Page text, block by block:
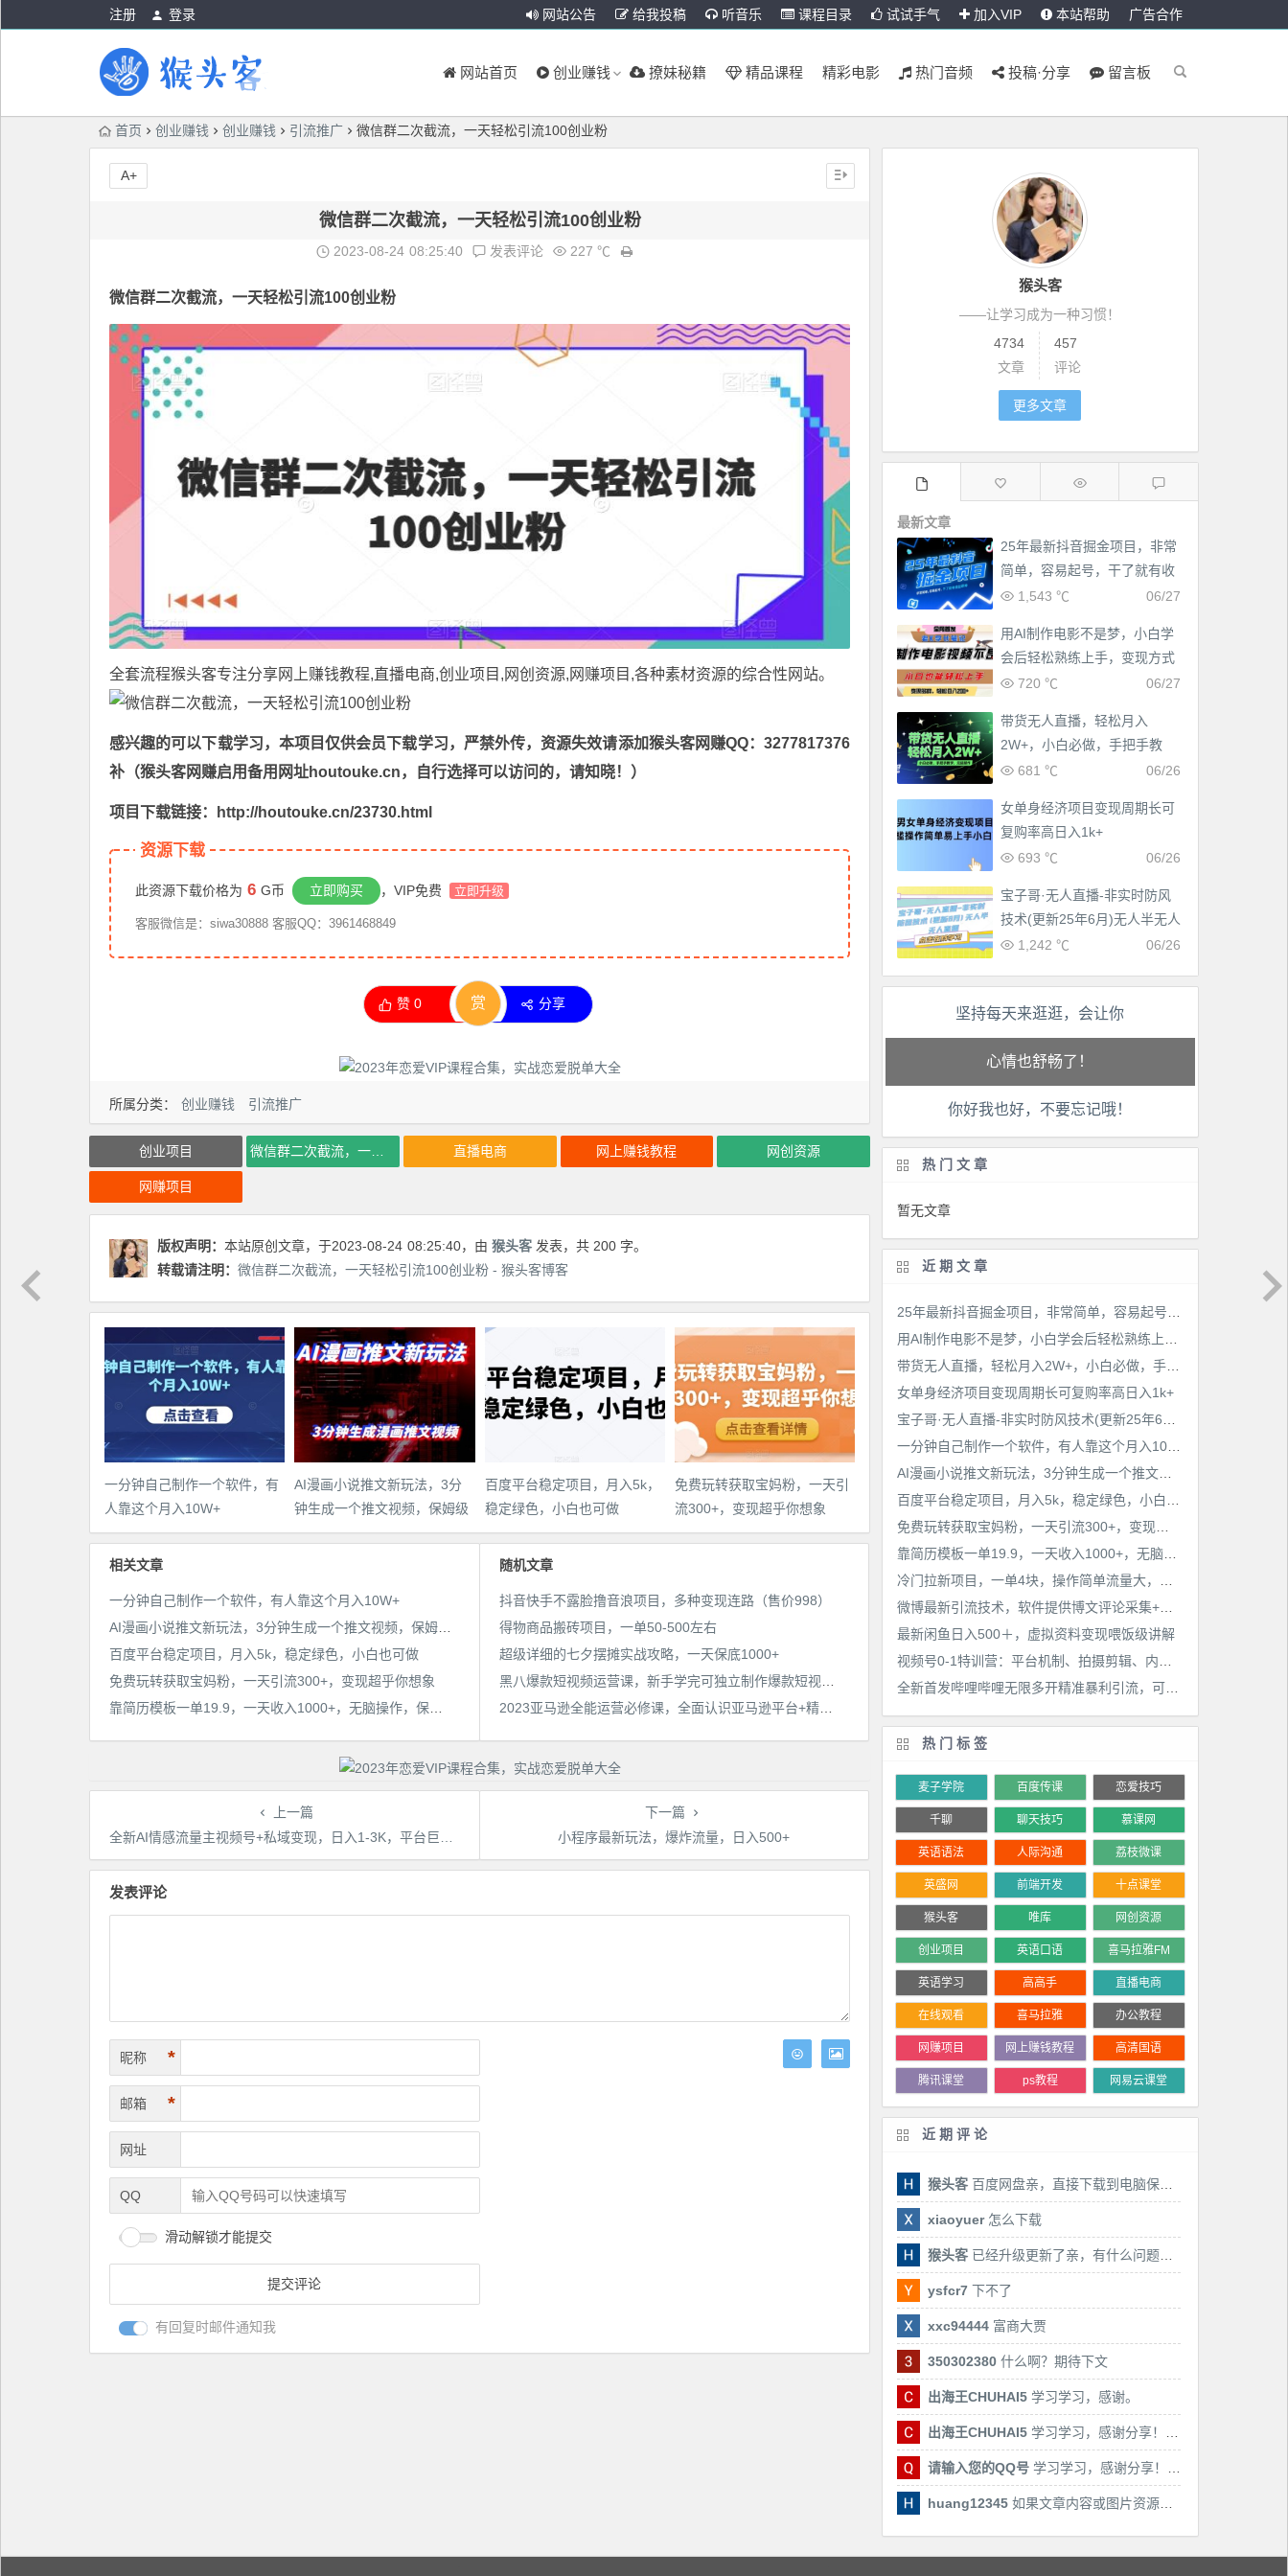
注册 登录 网站公告 给我投稿 听音乐 课程目录 试试手气 加入VIP 本站帮助 广告合作
网站首页 创业赚钱 撩妹秘籍 精品课程 精彩电影 热门音频 投稿·分享 留言板
首页 创业赚钱 创业赚钱 引流推广 微信群二次截流，一天轻松引流100创业粉
微信群二次截流，一天轻松引流100创业粉
2023-08-24 08:25:40 发表评论 227 ℃
微信群二次截流，一天轻松引流100创业粉
全套流程猴头客专注分享网上赚钱教程,直播电商,创业项目,网创资源, 网赚项目 ,各种素材资源的综合性网站。
感兴趣的可以下载学习，本项目仅供会员下载学习，严禁外传，资源失效请添加猴头客网赚QQ：3277817376
补（猴头客网赚启用备用网址houtouke.cn，自行选择可以访问的，请知晓！）
项目下载链接：http://houtouke.cn/23730.html
资源下载
此资源下载价格为 6 G币 立即购买 ，VIP免费 立即升级
客服微信是：siwa30888 客服QQ：3961468849
赞0 赏 分享
A+
所属分类： 创业赚钱 引流推广
创业项目 微信群二次截流，一天轻松引流100创业粉 直播电商 网上赚钱教程 网创资源
网赚项目
版权声明： 本站原创文章，于2023-08-24 08:25:40，由 猴头客 发表，共 200 字。
转载请注明： 微信群二次截流，一天轻松引流100创业粉 - 猴头客博客
一分钟自己制作一个软件，有
人靠这个月入10W+
AI漫画小说推文新玩法，3分
钟生成一个推文视频，保姆级
教程【配项目操作和软件教
百度平台稳定项目，月入5k，
稳定绿色，小白也可做
免费玩转获取宝妈粉，一天引
流300+，变现超乎你想象
相关文章
一分钟自己制作一个软件，有人靠这个月入10W+
百度平台稳定项目，月入5k，稳定绿色，小白也可做
免费玩转获取宝妈粉，一天引流300+，变现超乎你想象
随机文章
抖音快手不露脸撸音浪项目，多种变现连路（售价998）
得物商品搬砖项目，一单50-500左右
超级详细的七夕摆摊实战攻略，一天保底1000+
2023亚马逊全能运营必修课，全面认识亚马逊平台+精品化选品+CPC广告的极致打法
上一篇
全新AI情感流量主视频号+私域变现，日入1-3K，平台巨大流量扶持【揭秘】
下一篇
小程序最新玩法，爆炸流量，日入500+
发表评论
昵称 *
邮箱 *
网址
QQ
滑动解锁才能提交
有回复时邮件通知我
猴头客
——让学习成为一种习惯！
4734
文章
457
评论
更多文章
最新文章
25年最新抖音掘金项目，非常
简单，容易起号，干了就有收
益那种
06/27
1,543 ℃
用AI制作电影不是梦，小白学
会后轻松熟练上手，变现方式
多样，日入2张+
06/27
720 ℃
带货无人直播，轻松月入
2W+，小白必做，手把手教
学，无脑操作(附学习资料)06/26
681 ℃
女单身经济项目变现周期长可
复购率高日入1k+
06/26
693 ℃
宝子哥·无人直播-非实时防风
技术(更新25年6月)无人半无人
直播
06/26
1,242 ℃
坚持每天来逛逛，会让你
工作也轻松了！
生活也美好了！
心情也舒畅了！
走路也有劲了！
腰也不酸了！
你好我也好，不要忘记哦！
热门文章
暂无文章
近期文章
带货无人直播，轻松月入2W+，小白必做，手把手教学，无脑操作(附学习资料)
女单身经济项目变现周期长可复购率高日入1k+
一分钟自己制作一个软件，有人靠这个月入10W+
AI漫画小说推文新玩法，3分钟生成一个推文视频，保姆级教程【配项目操作和软件教程】
免费玩转获取宝妈粉，一天引流300+，变现超乎你想象
微博最新引流技术，软件提供博文评论采集+私信实现精准引流【揭秘】
最新闲鱼日入500＋，虚拟资料变现喂饭级讲解
全新首发哔哩哔哩无限多开精准暴利引流，可无限多开，抗封首发精品脚本
热门标签
麦子学院 百度传课 恋爱技巧
千聊 聊天技巧 慕课网
英语语法 人际沟通 荔枝微课
英盛网 前端开发 十点课堂
猴头客 唯库 网创资源
创业项目 英语口语 喜马拉雅FM
英语学习 高高手 直播电商
在线观看 喜马拉雅 办公教程
网赚项目 网上赚钱教程 高清国语
腾讯课堂 ps教程 网易云课堂
近期评论
猴头客百度网盘亲，直接下载到电脑保存亲，后期有课还会更新
xiaoyuer怎么下载
猴头客已经升级更新了亲，有什么问题随时联系我！
ysfcr7下不了
xxc94444富商大贾
350302380什么啊？期待下文
出海王CHUHAI5学习学习，感谢。
出海王CHUHAI5学习学习，感谢分享！！！
请输入您的QQ号学习学习，感谢分享！！！
huang12345如果文章内容或图片资源失效，请留言反馈，我